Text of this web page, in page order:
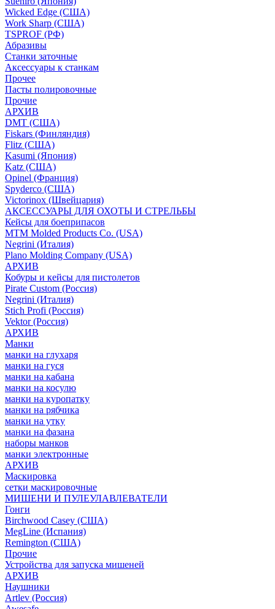
Wicked Edge (США)
Work Sharp (США)
TSPROF (РФ)
Абразивы
Станки заточные
Аксессуары к станкам
Прочее
Пасты полировочные
Прочие
АРХИВ
DMT (США)
Fiskars (Финляндия)
Flitz (США)
Kasumi (Япония)
Katz (США)
Opinel (Франция)
Spyderco (США)
Victorinox (Швейцария)
АКСЕССУАРЫ ДЛЯ ОХОТЫ И СТРЕЛЬБЫ
Кейсы для боеприпасов
MTM Molded Products Co. (USA)
Negrini (Италия)
Plano Molding Company (USA)
АРХИВ
Кобуры и кейсы для пистолетов
Pirate Custom (Россия)
Negrini (Италия)
Stich Profi (Россия)
Vektor (Россия)
АРХИВ
Манки
манки на глухаря
манки на гуся
манки на кабана
манки на косулю
манки на куропатку
манки на рябчика
манки на утку
манки на фазана
наборы манков
манки электронные
АРХИВ
Маскировка
сетки маскировочные
МИШЕНИ И ПУЛЕУЛАВЛЕВАТЕЛИ
Гонги
Birchwood Casey (США)
MegLine (Испания)
Remington (США)
Прочие
Устройства для запуска мишеней
АРХИВ
Наушники
Artlev (Россия)